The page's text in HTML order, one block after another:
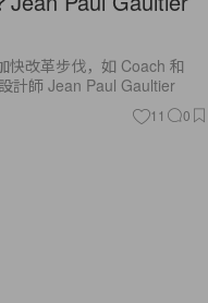
快改革步伐，如 Coach 和
計師 Jean Paul Gaultier
11 0